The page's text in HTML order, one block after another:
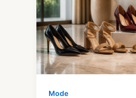
Mode